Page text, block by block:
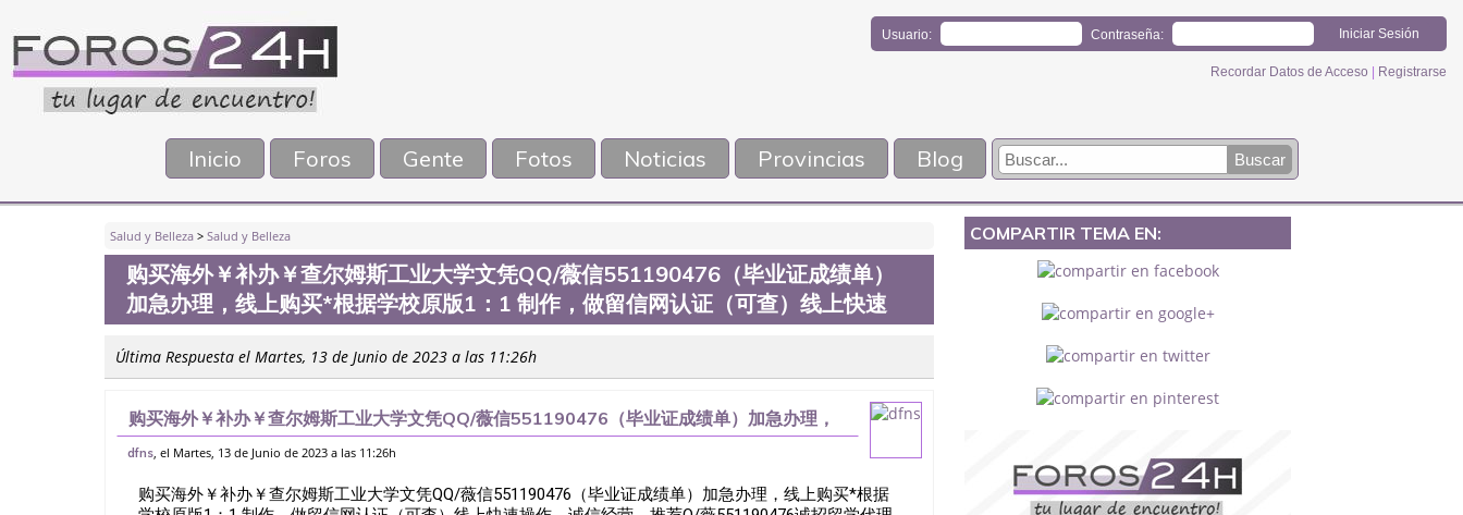
Usuario: Contraseña:
Recordar Datos de Acceso Registrarse
Inicio Foros Gente Fotos Noticias Provincias Blog
Salud y Belleza > Salud y Belleza
购买海外￥补办￥查尔姆斯工业大学文凭QQ/薇信551190476（毕业证成绩单）
加急办理，线上购买*根据学校原版1：1 制作，做留信网认证（可查）线上快速
Última Respuesta el Martes, 13 de Junio de 2023 a las 11:26h
购买海外￥补办￥查尔姆斯工业大学文凭QQ/薇信551190476（毕业证成绩单）加急办理，
线上购买*根据学校原版1：1 制作，做留信网认证（可查）线上快速
dfns, el Martes, 13 de Junio de 2023 a las 11:26h
购买海外￥补办￥查尔姆斯工业大学文凭QQ/薇信551190476（毕业证成绩单）加急办理，线上购买*根据
COMPARTIR TEMA EN: